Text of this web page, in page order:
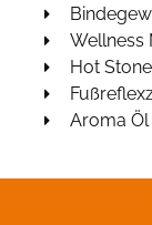
Wellness
Hot
Aroma